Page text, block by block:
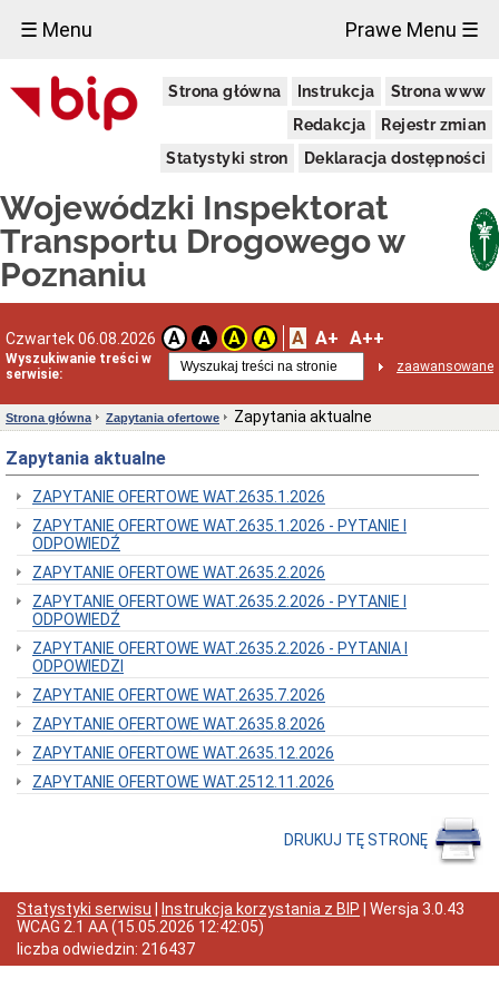
☰ Menu Prawe Menu ☰
Strona główna Instrukcja
Strona www
Redakcja
Rejestr zmian
Statystyki stron
Deklaracja dostępności
Wojewódzki Inspektorat
Transportu Drogowego w
Poznaniu
Czwartek 06.08.2026 A A A A A A+ A++
Wyszukiwanie treści w
serwisie:
zaawansowane
Wojewódzki
Inspektorat
Transportu
Status
prawny
Opis
zadań
urzędu
Organizacja
działalności
i
kompetencje
Kontrola
w
przedsiębiorcy
Uprawnienia
Inspektorów
Sposoby
przyjmowania
załatwiania
spraw
Stan
spraw
Dokumentacja
przebiegu
efektów
kontroli
oraz
wystąpienia,
stanowiska,
ją
przeprowadzających
Rejestry,
ewidencje
i
Strona główna Zapytania ofertowe Zapytania aktualne
Zapytania aktualne
ZAPYTANIE OFERTOWE WAT.2635.1.2026
ZAPYTANIE OFERTOWE WAT.2635.1.2026 - PYTANIE I
ODPOWIEDŹ
ZAPYTANIE OFERTOWE WAT.2635.2.2026
ZAPYTANIE OFERTOWE WAT.2635.2.2026 - PYTANIE I
ODPOWIEDŹ
ZAPYTANIE OFERTOWE WAT.2635.2.2026 - PYTANIA I
ODPOWIEDZI
ZAPYTANIE OFERTOWE WAT.2635.7.2026
ZAPYTANIE OFERTOWE WAT.2635.8.2026
ZAPYTANIE OFERTOWE WAT.2635.12.2026
ZAPYTANIE OFERTOWE WAT.2512.11.2026
DRUKUJ TĘ STRONĘ
×
Statystyki serwisu Instrukcja korzystania z BIP | Wersja 3.0.43
WCAG 2.1 AA(15.05.2026 12:42:05)
liczba odwiedzin: 216437